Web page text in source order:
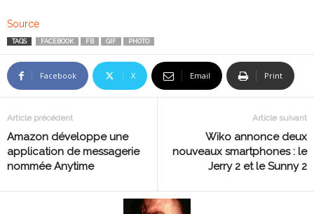
Source
TAGS FACEBOOK FB GIF PHOTO
Facebook X Email Print
Article précédent
Amazon développe une
application de messagerie
nommée Anytime
Article suivant
Wiko annonce deux
nouveaux smartphones : le
Jerry 2 et le Sunny 2